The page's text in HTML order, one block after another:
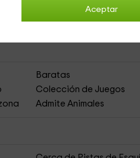
Aceptar
Lavavajillas
Sala de Estar
Baratas
Colección de Juegos
Admite Animales